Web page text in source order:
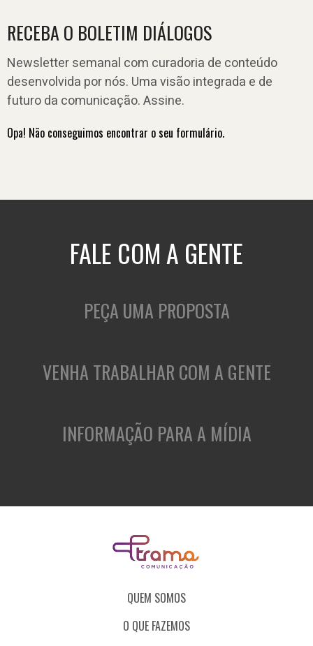
RECEBA O BOLETIM DIÁLOGOS
Newsletter semanal com curadoria de conteúdo
desenvolvida por nós. Uma visão integrada e de
futuro da comunicação. Assine.
Opa! Não conseguimos encontrar o seu formulário.
FALE COM A GENTE
PEÇA UMA PROPOSTA
VENHA TRABALHAR COM A GENTE
INFORMAÇÃO PARA A MÍDIA
QUEM SOMOS
O QUE FAZEMOS